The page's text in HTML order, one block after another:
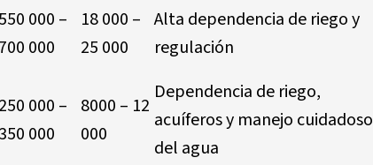
550 000 –
700 000
18 000 –
25 000
Alta dependencia de riego y
regulación
250 000 –
350 000
8000 – 12
000
Dependencia de riego,
acuíferos y manejo cuidadoso
del agua